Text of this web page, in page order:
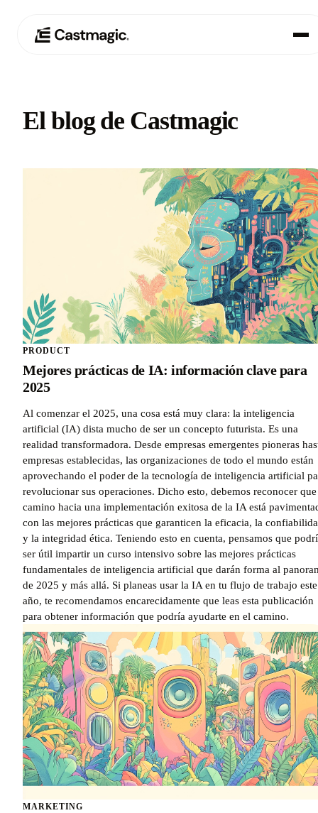
Casos de uso
Precios
Acerca de nosotros
El blog de Castmagic
PRODUCT
Mejores prácticas de IA: información clave para
2025
Al comenzar el 2025, una cosa está muy clara: la inteligencia
artificial (IA) dista mucho de ser un concepto futurista. Es una
realidad transformadora. Desde empresas emergentes pioneras
empresas establecidas, las organizaciones de todo el mundo están
aprovechando el poder de la tecnología de inteligencia artificial
revolucionar sus operaciones. Dicho esto, debemos reconocer
camino hacia una implementación exitosa de la IA está
con las mejores prácticas que garanticen la eficacia, la
y la integridad ética. Teniendo esto en cuenta, pensamos que
ser útil impartir un curso intensivo sobre las mejores prácticas
fundamentales de inteligencia artificial que darán forma al
de 2025 y más allá. Si planeas usar la IA en tu flujo de trabajo este
año, te recomendamos encarecidamente que leas esta publicación
para obtener información que podría ayudarte en el camino.
MARKETING